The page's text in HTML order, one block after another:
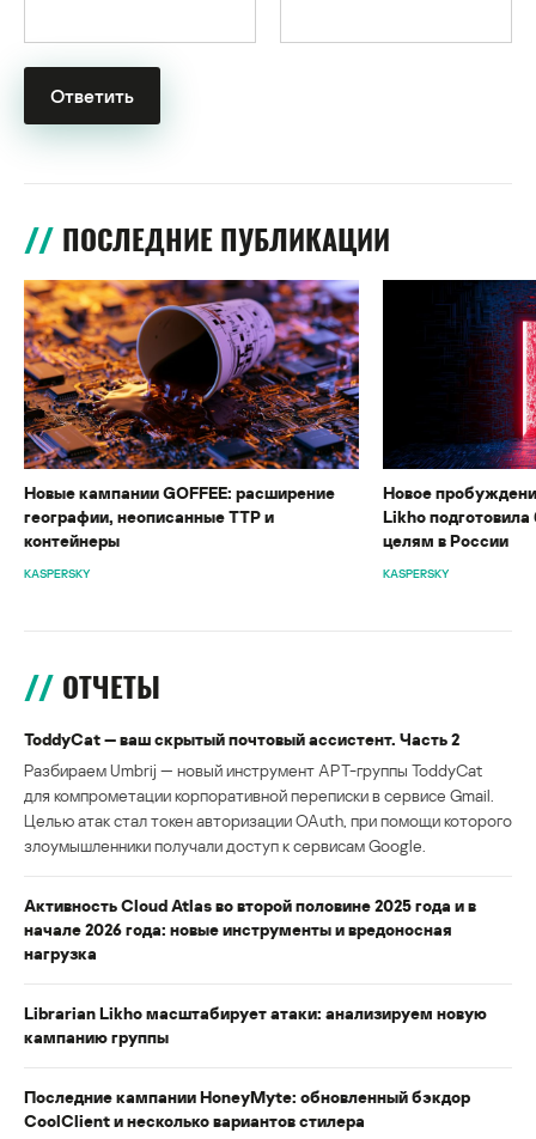
ПОСЛЕДНИЕ ПУБЛИКАЦИИ
Новые кампании GOFFEE: расширение
географии, неописанные TTP и
контейнеры
KASPERSKY
Новое
Likho
целям в России
KASPERSKY
ОТЧЕТЫ
ToddyCat — ваш скрытый почтовый ассистент. Часть 2
Разбираем Umbrij — новый инструмент APT-группы ToddyCat
для компрометации корпоративной переписки в сервисе Gmail.
Целью атак стал токен авторизации OAuth, при помощи которого
злоумышленники получали доступ к сервисам Google.
Активность Cloud Atlas во второй половине 2025 года и в
начале 2026 года: новые инструменты и вредоносная
нагрузка
Librarian Likho масштабирует атаки: анализируем новую
кампанию группы
Последние кампании HoneyMyte: обновленный бэкдор
CoolClient и несколько вариантов стилера